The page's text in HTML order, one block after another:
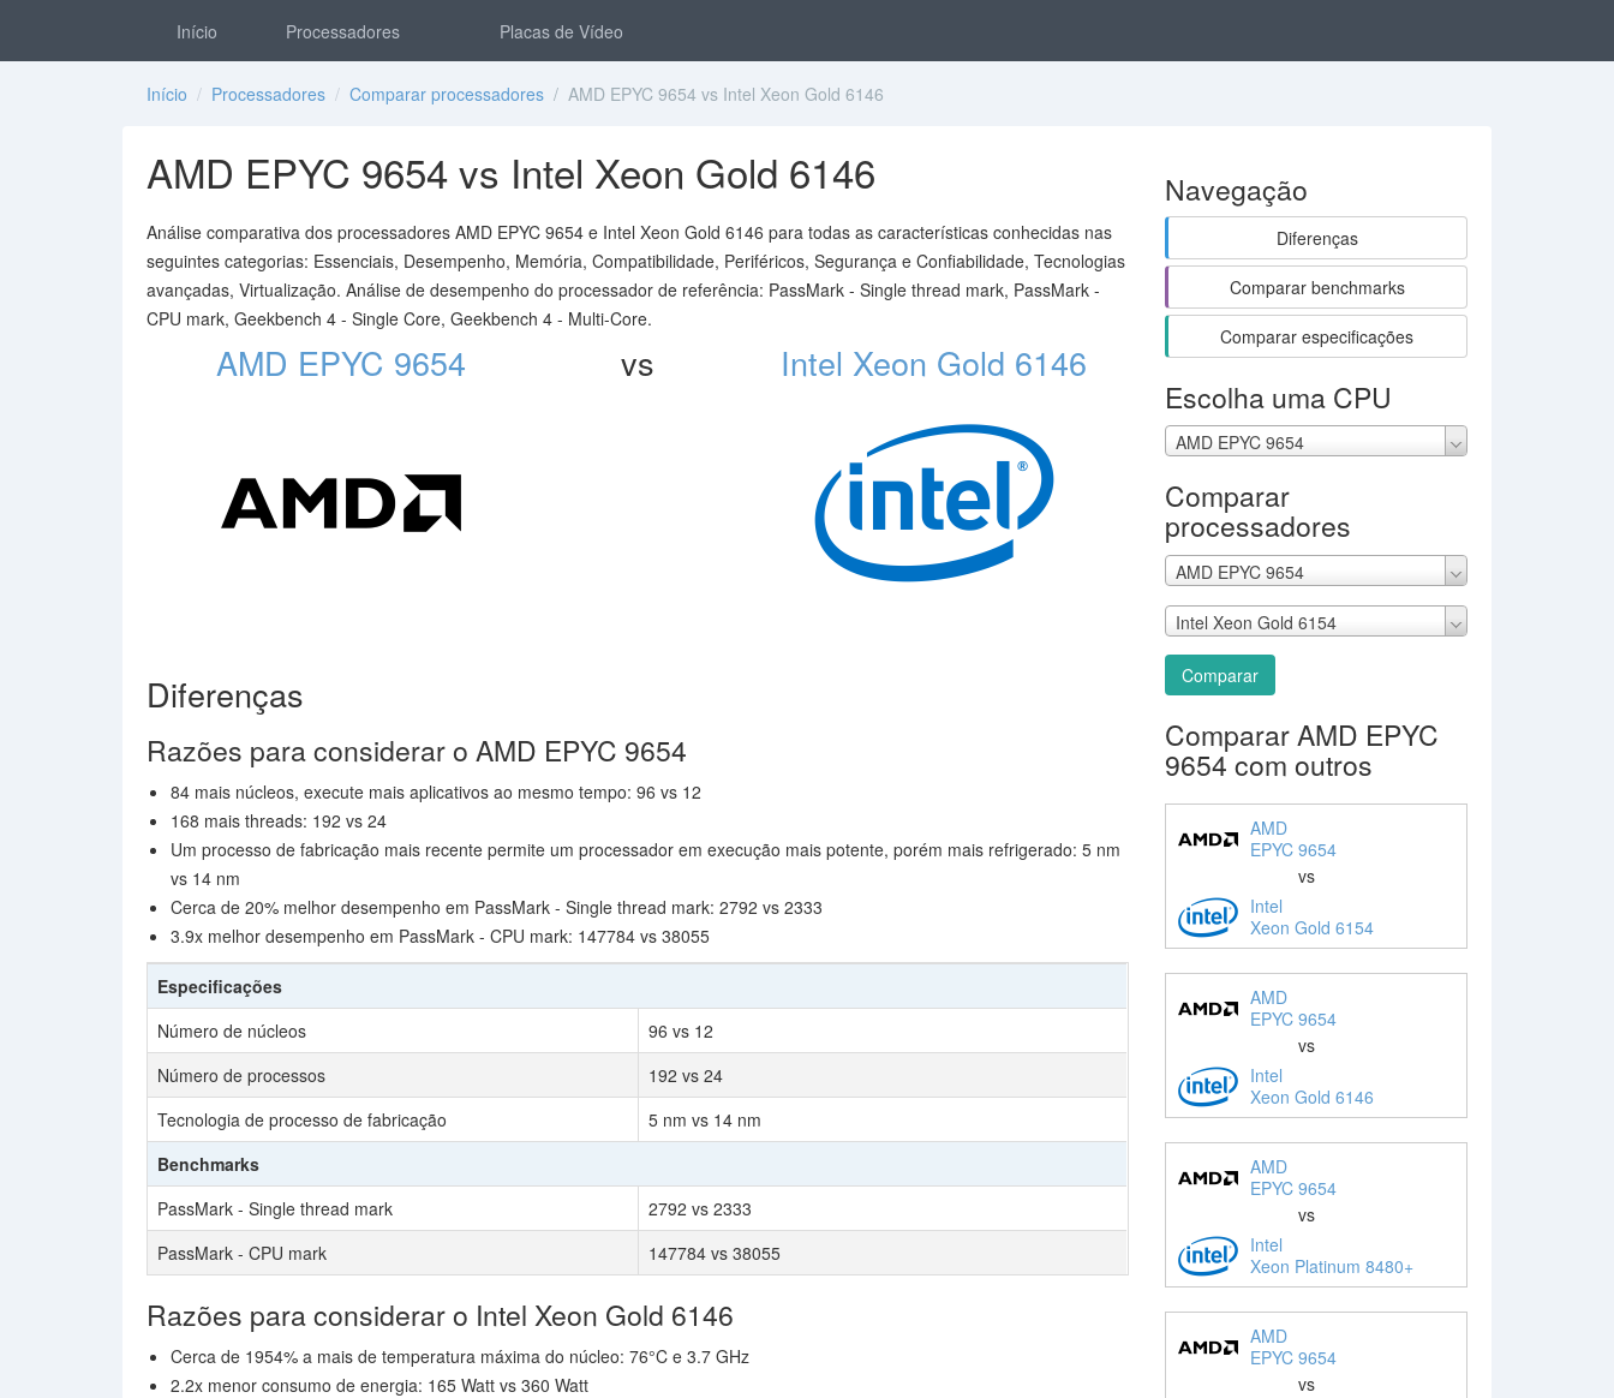
Início Processadores Placas de Vídeo
Início / Processadores / Comparar processadores / AMD EPYC 9654 vs Intel Xeon Gold 6146
AMD EPYC 9654 vs Intel Xeon Gold 6146
Análise comparativa dos processadores AMD EPYC 9654 e Intel Xeon Gold 6146 para todas as características conhecidas nas
seguintes categorias: Essenciais, Desempenho, Memória, Compatibilidade, Periféricos, Segurança e Confiabilidade, Tecnologias
avançadas, Virtualização. Análise de desempenho do processador de referência: PassMark - Single thread mark, PassMark -
CPU mark, Geekbench 4 - Single Core, Geekbench 4 - Multi-Core.
AMD EPYC 9654 vs Intel Xeon Gold 6146
Diferenças
Razões para considerar o AMD EPYC 9654
84 mais núcleos, execute mais aplicativos ao mesmo tempo: 96 vs 12
168 mais threads: 192 vs 24
Um processo de fabricação mais recente permite um processador em execução mais potente, porém mais refrigerado: 5 nm
vs 14 nm
Cerca de 20% melhor desempenho em PassMark - Single thread mark: 2792 vs 2333
3.9x melhor desempenho em PassMark - CPU mark: 147784 vs 38055
Especificações
Número de núcleos
96 vs 12
Número de processos
192 vs 24
Tecnologia de processo de fabricação
5 nm vs 14 nm
Benchmarks
PassMark - Single thread mark
2792 vs 2333
PassMark - CPU mark
147784 vs 38055
Razões para considerar o Intel Xeon Gold 6146
Cerca de 1954% a mais de temperatura máxima do núcleo: 76°C e 3.7 GHz
2.2x menor consumo de energia: 165 Watt vs 360 Watt
Navegação
Diferenças
Comparar benchmarks
Comparar especificações
Escolha uma CPU
AMD EPYC 9654
Comparar
processadores
AMD EPYC 9654
Intel Xeon Gold 6154
Comparar
Comparar AMD EPYC
9654 com outros
AMD
EPYC 9654
vs
Intel
Xeon Gold 6154
AMD
EPYC 9654
vs
Intel
Xeon Gold 6146
AMD
EPYC 9654
vs
Intel
Xeon Platinum 8480+
AMD
EPYC 9654
vs